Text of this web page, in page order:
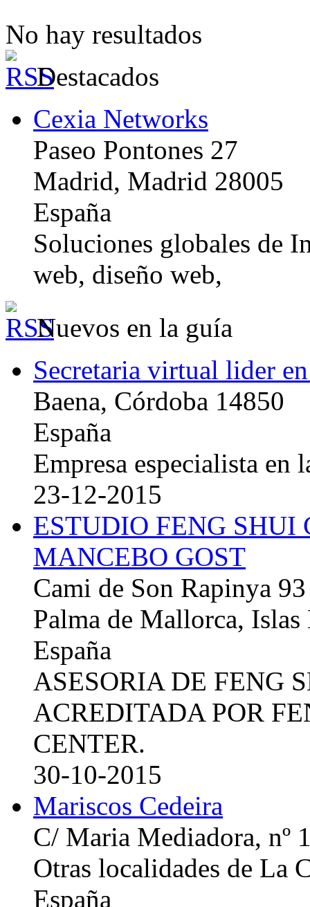
No hay resultados
Destacados
Cexia Networks
Paseo Pontones 27
Madrid, Madrid 28005
España
Soluciones globales de
web, diseño web,
Nuevos en la guía
Secretaria virtual lider
Baena, Córdoba 14850
España
Empresa especialista en
23-12-2015
ESTUDIO FENG
MANCEBO GOST
Cami de Son Rapinya 93
Palma de Mallorca, Islas
España
ASESORIA DE FENG
ACREDITADA POR
CENTER.
30-10-2015
Mariscos Cedeira
C/ Maria Mediadora, nº
Otras localidades de La
España